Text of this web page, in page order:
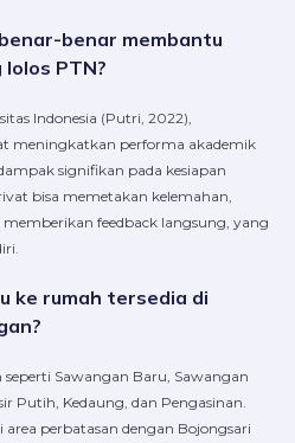
benar membantu
PTN?
Indonesia (Putri, 2022),
meningkatkan performa akademik
signifikan pada kesiapan
bisa memetakan kelemahan,
feedback langsung, yang
ke rumah tersedia di
seperti Sawangan Baru, Sawangan
Putih, Kedaung, dan Pengasinan.
perbatasan dengan Bojongsari